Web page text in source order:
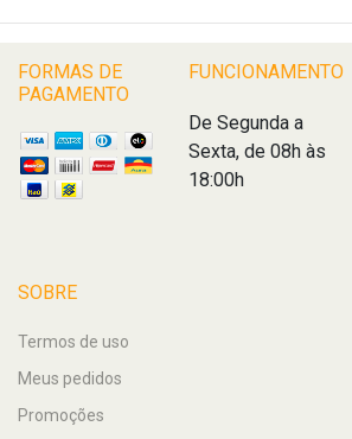
FORMAS DE
PAGAMENTO
FUNCIONAMENTO
De Segunda a
Sexta, de 08h às
18:00h
SOBRE
Termos de uso
Meus pedidos
Promoções